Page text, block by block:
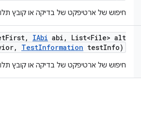
חיפוש של ארטיפקט של בדיקה או קובץ
First, IAbi abi ,
List<File> alt
, TestInformation testInfo)
חיפוש של ארטיפקט של בדיקה או קובץ